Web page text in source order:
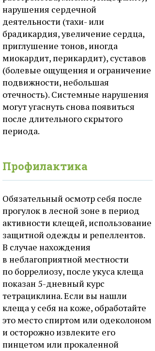
нарушения сердечной
деятельности (тахи- или
брадикардия, увеличение сердца,
приглушение тонов, иногда
миокардит, перикардит), суставов
(болевые ощущения и ограничение
подвижности, небольшая
отечность). Системные нарушения
могут угаснуть снова появиться
после длительного скрытого
периода.
Профилактика
Обязательный осмотр себя после
прогулок в лесной зоне в период
активности клещей, использование
защитной одежды и репеллентов.
В случае нахождения
в неблагоприятной местности
по боррелиозу, после укуса клеща
показан 5-дневный курс
тетрациклина. Если вы нашли
клеща у себя на коже, обработайте
это место спиртом или одеколоном
и осторожно извлеките его
пинцетом или прокаленной